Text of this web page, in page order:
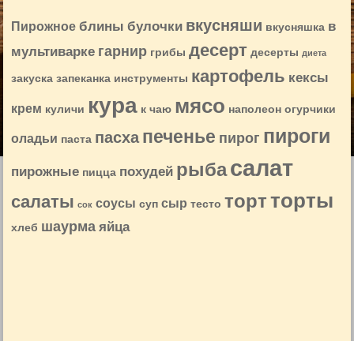
Пирожное блины булочки вкусняши вкусняшка в
мультиварке гарнир грибы десерт десерты диета
закуска запеканка инструменты картофель кексы
крем куличи кура к чаю мясо наполеон огурчики
оладьи паста пасха печенье пирог пироги
пирожные пицца похудей рыбасалат
салаты сок соусы суп сыр тесто торт торты
хлеб шаурма яйца